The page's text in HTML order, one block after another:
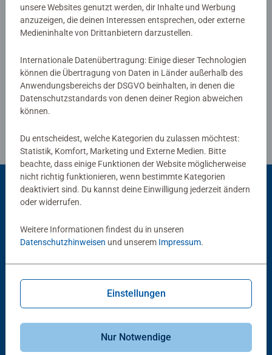
Winterruhe! Wooden war noch nie so schön!
- Das Motiv Winterruhe eignet sich auch für Einsteiger in
Verfasse eine Bewertung
Richtlinien für Bewertungen
Andere Kunden mögen auch
unsere Websites genutzt werden, dir Inhalte und Werbung
anzuzeigen, die deinen Interessen entsprechen, oder externe
Medieninhalte von Drittanbietern darzustellen.
Internationale Datenübertragung: Einige dieser Technologien
können die Übertragung von Daten in Länder außerhalb des
Anwendungsbereichs der DSGVO beinhalten, in denen die
Datenschutzstandards von denen deiner Region abweichen
können.
Du entscheidest, welche Kategorien du zulassen möchtest:
Statistik, Komfort, Marketing und Externe Medien. Bitte
beachte, dass einige Funktionen der Website möglicherweise
nicht richtig funktionieren, wenn bestimmte Kategorien
deaktiviert sind. Du kannst deine Einwilligung jederzeit ändern
oder widerrufen.
Weitere Informationen findest du in unseren
Datenschutzhinweisen und unserem Impressum.
Einstellungen
Nur Notwendige